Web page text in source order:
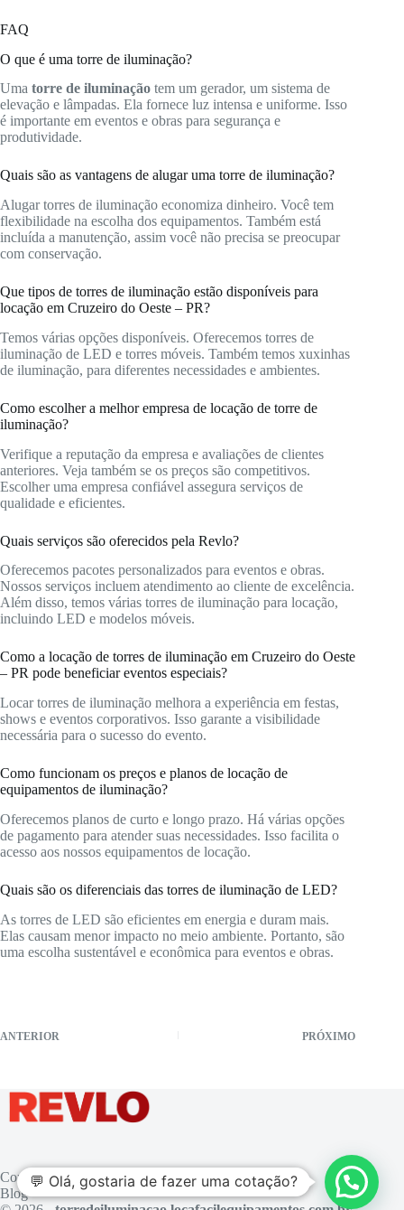
FAQ
O que é uma torre de iluminação?
Uma torre de iluminação tem um gerador, um sistema de
elevação e lâmpadas. Ela fornece luz intensa e uniforme. Isso
é importante em eventos e obras para segurança e
produtividade.
Quais são as vantagens de alugar uma torre de iluminação?
Alugar torres de iluminação economiza dinheiro. Você tem
flexibilidade na escolha dos equipamentos. Também está
incluída a manutenção, assim você não precisa se preocupar
com conservação.
Que tipos de torres de iluminação estão disponíveis para
locação em Cruzeiro do Oeste – PR?
Temos várias opções disponíveis. Oferecemos torres de
iluminação de LED e torres móveis. Também temos xuxinhas
de iluminação, para diferentes necessidades e ambientes.
Como escolher a melhor empresa de locação de torre de
iluminação?
Verifique a reputação da empresa e avaliações de clientes
anteriores. Veja também se os preços são competitivos.
Escolher uma empresa confiável assegura serviços de
qualidade e eficientes.
Quais serviços são oferecidos pela Revlo?
Oferecemos pacotes personalizados para eventos e obras.
Nossos serviços incluem atendimento ao cliente de excelência.
Além disso, temos várias torres de iluminação para locação,
incluindo LED e modelos móveis.
Como a locação de torres de iluminação em Cruzeiro do Oeste
– PR pode beneficiar eventos especiais?
Locar torres de iluminação melhora a experiência em festas,
shows e eventos corporativos. Isso garante a visibilidade
necessária para o sucesso do evento.
Como funcionam os preços e planos de locação de
equipamentos de iluminação?
Oferecemos planos de curto e longo prazo. Há várias opções
de pagamento para atender suas necessidades. Isso facilita o
acesso aos nossos equipamentos de locação.
Quais são os diferenciais das torres de iluminação de LED?
As torres de LED são eficientes em energia e duram mais.
Elas causam menor impacto no meio ambiente. Portanto, são
uma escolha sustentável e econômica para eventos e obras.
ANTERIOR PRÓXIMO
Contato
Blog
💬 Olá, gostaria de fazer uma cotação?